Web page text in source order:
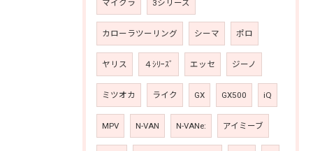
マイクラ 3シリーズ
カローラツーリング シーマ ポロ
ヤリス ４ｼﾘｰｽﾞ エッセ ジーノ
ミツオカ ライク GX GX500 iQ
MPV N-VAN N-VANe: アイミーブ